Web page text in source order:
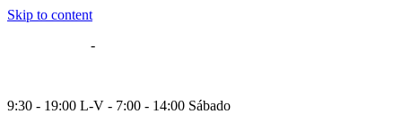
Skip to content
-
9:30 - 19:00 L-V - 7:00 - 14:00 Sábado